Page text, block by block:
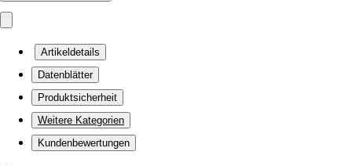
Artikeldetails
Datenblätter
Produktsicherheit
Weitere Kategorien
Kundenbewertungen